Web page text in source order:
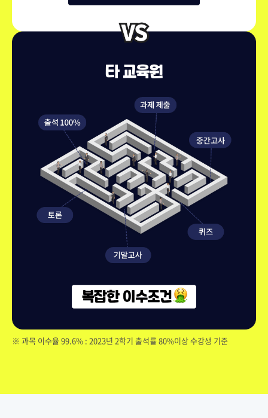
※ 과목 이수율 99.6% : 2023년 2학기 출석률 80%이상 수강생 기준